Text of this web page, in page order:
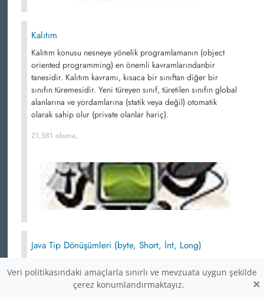
Kalıtım
Kalıtım konusu nesneye yönelik programlamanın (object
oriented programming) en önemli kavramlarındanbir
tanesidir. Kalıtım kavramı, kısaca bir sınıftan diğer bir
sınıfın türemesidir. Yeni türeyen sınıf, türetilen sınıfın global
alanlarına ve yordamlarına (statik veya değil) otomatik
olarak sahip olur (private olanlar hariç).
21,581 okuma,
Java Tip Dönüşümleri (byte, Short, İnt, Long)
21,575 okuma,
Veri politikasındaki amaçlarla sınırlı ve mevzuata uygun şekilde
çerez konumlandırmaktayız.
×